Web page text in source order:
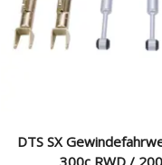
DTS SX